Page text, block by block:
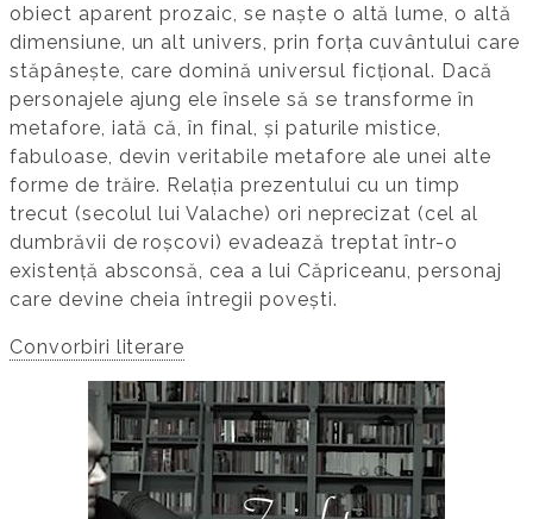
obiect aparent prozaic, se naște o altă lume, o altă
dimensiune, un alt univers, prin forța cuvântului care
stăpânește, care domină universul ficțional. Dacă
personajele ajung ele însele să se transforme în
metafore, iată că, în final, și paturile mistice,
fabuloase, devin veritabile metafore ale unei alte
forme de trăire. Relația prezentului cu un timp
trecut (secolul lui Valache) ori neprecizat (cel al
dumbrăvii de roșcovi) evadează treptat într-o
existență absconsă, cea a lui Căpriceanu, personaj
care devine cheia întregii povești.
Convorbiri literare